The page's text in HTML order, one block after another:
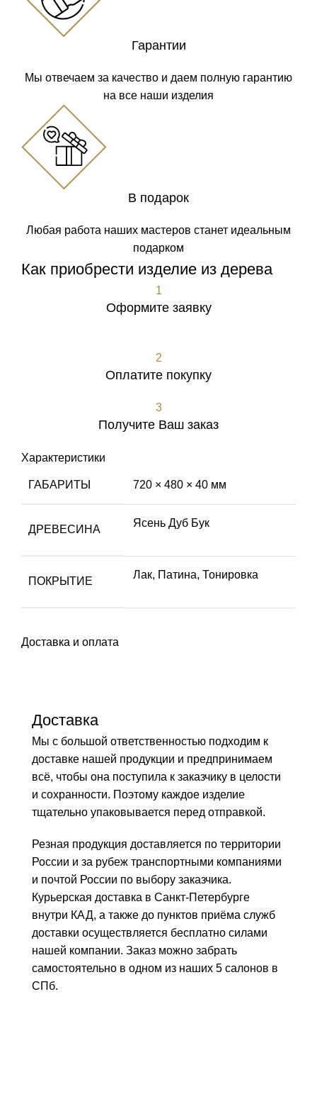
Гарантии
Мы отвечаем за качество и даем полную гарантию
на все наши изделия
В подарок
Любая работа наших мастеров станет идеальным
подарком
Как приобрести изделие из дерева
1
Оформите заявку
2
Оплатите покупку
3
Получите Ваш заказ
Характеристики
ГАБАРИТЫ 720 × 480 × 40 мм
ДРЕВЕСИНА
Ясень Дуб Бук
ПОКРЫТИЕ
Лак, Патина, Тонировка
Доставка и оплата
Доставка
Мы с большой ответственностью подходим к
доставке нашей продукции и предпринимаем
всё, чтобы она поступила к заказчику в целости
и сохранности. Поэтому каждое изделие
тщательно упаковывается перед отправкой.
Резная продукция доставляется по территории
России и за рубеж транспортными компаниями
и почтой России по выбору заказчика.
Курьерская доставка в Санкт-Петербурге
внутри КАД, а также до пунктов приёма служб
доставки осуществляется бесплатно силами
нашей компании. Заказ можно забрать
самостоятельно в одном из наших 5 салонов в
СПб.